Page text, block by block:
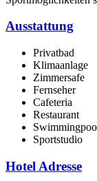
Ausstattung
Privatbad
Klimaanlage
Zimmersafe
Fernseher
Cafeteria
Restaurant
Sportstudio
Hotel Adresse